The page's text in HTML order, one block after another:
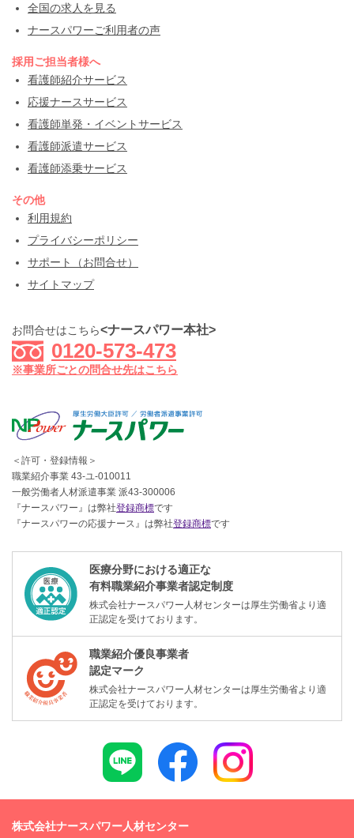
全国の求人を見る
ナースパワーご利用者の声
採用ご担当者様へ
看護師紹介サービス
応援ナースサービス
看護師単発・イベントサービス
看護師派遣サービス
看護師添乗サービス
その他
利用規約
プライバシーポリシー
サポート（お問合せ）
サイトマップ
お問合せはこちら<ナースパワー本社>
0120-573-473
※事業所ごとの問合せ先はこちら
＜許可・登録情報＞
職業紹介事業 43-ユ-010011
一般労働者人材派遣事業 派43-300006
『ナースパワー』は弊社登録商標です
『ナースパワーの応援ナース』は弊社登録商標です
医療分野における適正な
有料職業紹介事業者認定制度
株式会社ナースパワー人材センターは厚生労働省より適
正認定を受けております。
職業紹介優良事業者
認定マーク
株式会社ナースパワー人材センターは厚生労働省より適
正認定を受けております。
株式会社ナースパワー人材センター